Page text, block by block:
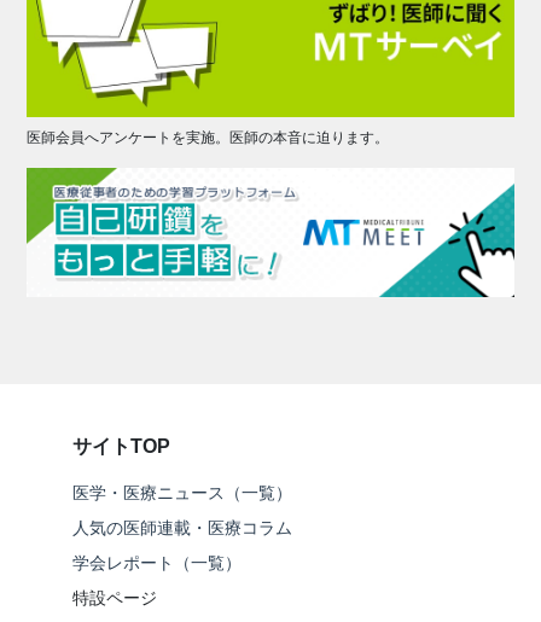
医師会員へアンケートを実施。医師の本音に迫ります。
サイトTOP
医学・医療ニュース（一覧）
人気の医師連載・医療コラム
学会レポート（一覧）
特設ページ